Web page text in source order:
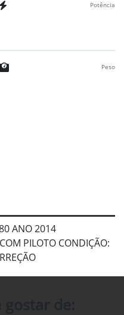
Potência
Peso
ANO 2014
PILOTO CONDIÇÃO: